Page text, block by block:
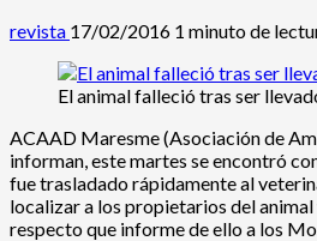
revista 17/02/2016 1 minuto de
El animal falleció tras ser
ACAAD Maresme (Asociación de
informan, este martes se encontró
fue trasladado rápidamente al
localizar a los propietarios del
respecto que informe de ello a los